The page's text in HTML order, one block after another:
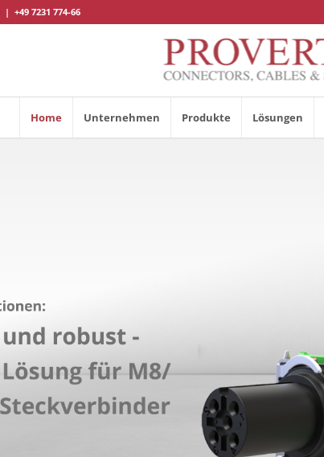
| +49 7231 774-66
Home Unternehmen Produkte Lösungen